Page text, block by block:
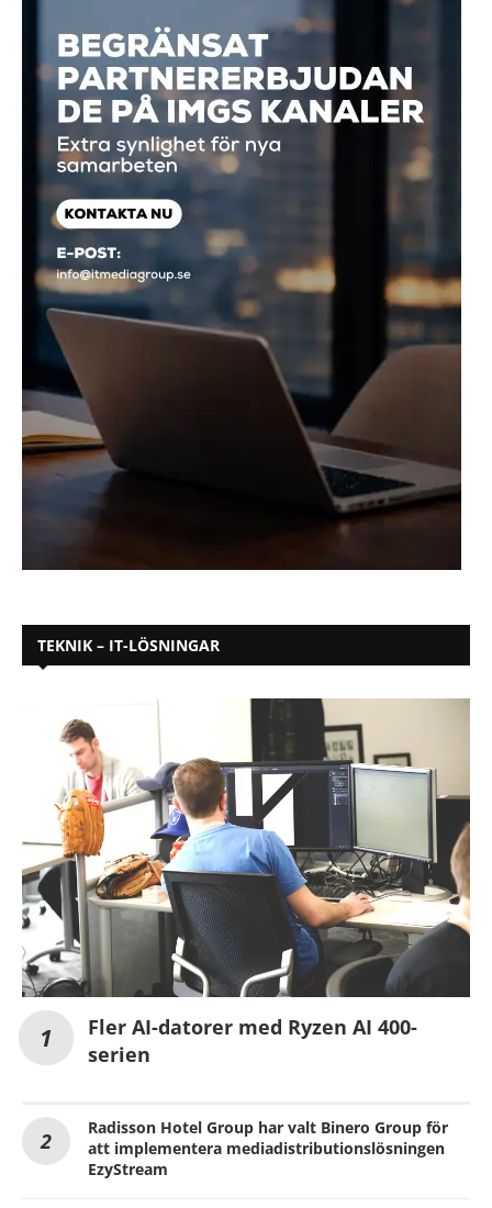
TEKNIK – IT-LÖSNINGAR
Fler AI-datorer med Ryzen AI 400-
serien
Radisson Hotel Group har valt Binero Group för
att implementera mediadistributionslösningen
EzyStream